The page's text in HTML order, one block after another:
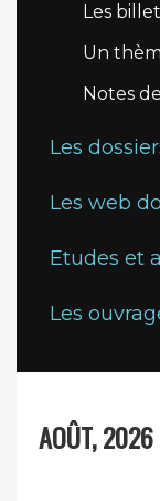
Les
Un
Notes
Les
Les web
Etudes et
Les
AOÛT, 2026